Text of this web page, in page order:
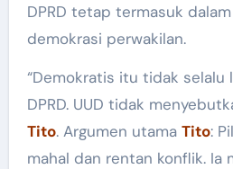
DPRD tetap termasuk
demokrasi perwakilan.
“Demokratis itu tidak selalu
DPRD. UUD tidak
Tito. Argumen utama Tito:
mahal dan rentan konflik. Ia